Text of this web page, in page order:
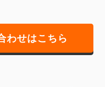
わせはこちら